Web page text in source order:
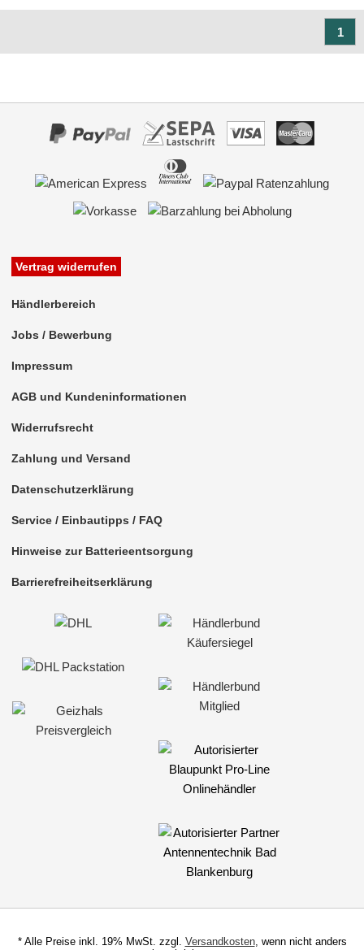
1
Vertrag widerrufen
Händlerbereich
Jobs / Bewerbung
Impressum
AGB und Kundeninformationen
Widerrufsrecht
Zahlung und Versand
Datenschutzerklärung
Service / Einbautipps / FAQ
Hinweise zur Batterieentsorgung
Barrierefreiheitserklärung
* Alle Preise inkl. 19% MwSt. zzgl. Versandkosten, wenn nicht anders